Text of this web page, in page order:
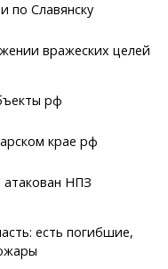
по Славянску
вражеских целей
рф
крае рф
НПЗ
есть погибшие,